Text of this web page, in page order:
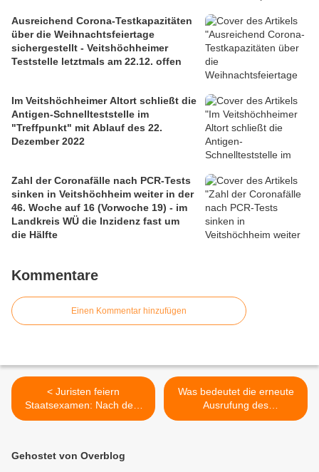
Ausreichend Corona-Testkapazitäten
über die Weihnachtsfeiertage
sichergestellt - Veitshöchheimer
Teststelle letztmals am 22.12. offen
Im Veitshöchheimer Altort schließt die
Antigen-Schnellteststelle im
"Treffpunkt" mit Ablauf des 22.
Dezember 2022
Zahl der Coronafälle nach PCR-Tests
sinken in Veitshöchheim weiter in der
46. Woche auf 16 (Vorwoche 19) - im
Landkreis WÜ die Inzidenz fast um
die Hälfte
Kommentare
Einen Kommentar hinzufügen
< Juristen feiern
Staatsexamen: Nach dem
Sekt gab es Corona-
Was bedeutet die erneute
Ausrufung des
Katastrophenfalles in
Gehostet von Overblog